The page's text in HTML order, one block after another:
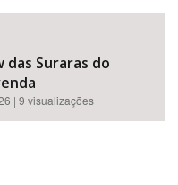
das Suraras do
| 9 visualizações